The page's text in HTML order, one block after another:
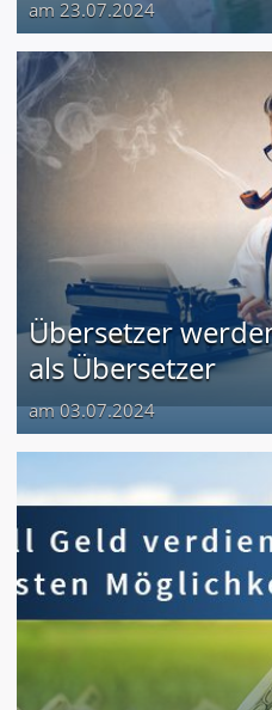
am 23.07.2024
Übersetzer
als Übersetzer
am 03.07.2024